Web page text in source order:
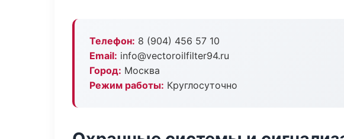
Телефон: 8 (904) 456 57 10
Email: info@vectoroilfilter94.ru
Город: Москва
Режим работы: Круглосуточно